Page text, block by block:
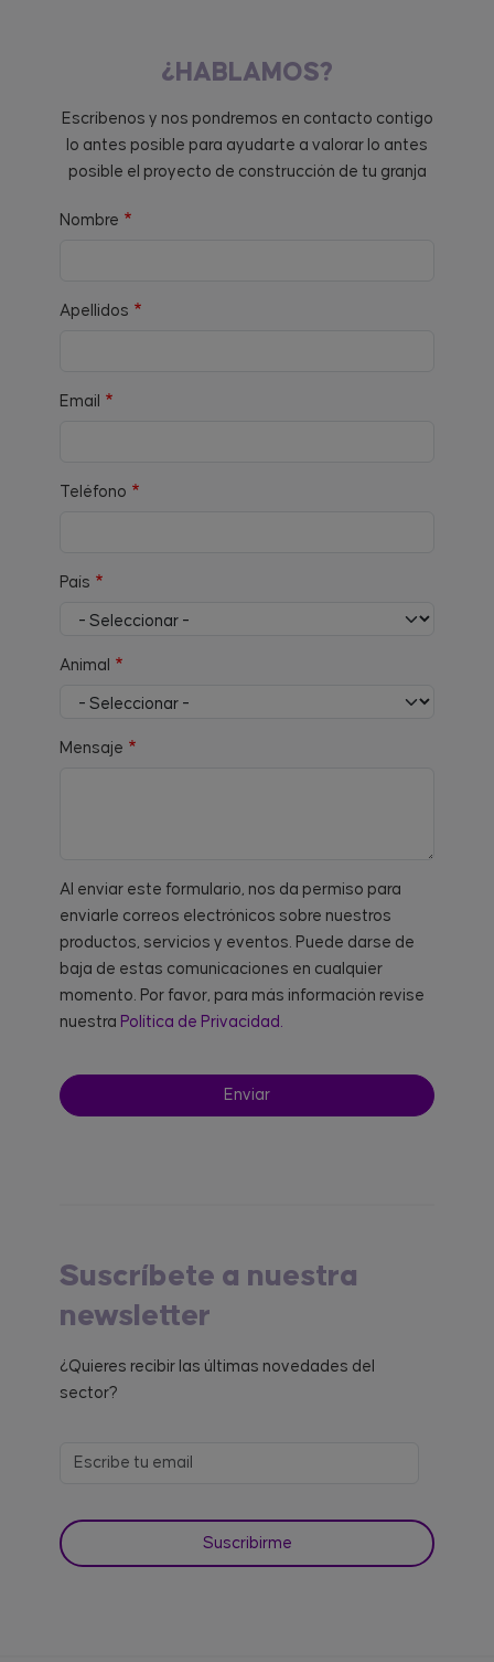
¿HABLAMOS?
Escríbenos y nos pondremos en contacto contigo
lo antes posible para ayudarte a valorar lo antes
posible el proyecto de construcción de tu granja
Nombre
Apellidos
Email
Teléfono
País
Animal
Mensaje
Al enviar este formulario, nos da permiso para
enviarle correos electrónicos sobre nuestros
productos, servicios y eventos. Puede darse de
baja de estas comunicaciones en cualquier
momento. Por favor, para más información revise
nuestra Política de Privacidad.
Suscríbete a nuestra
newsletter
¿Quieres recibir las últimas novedades del
sector?